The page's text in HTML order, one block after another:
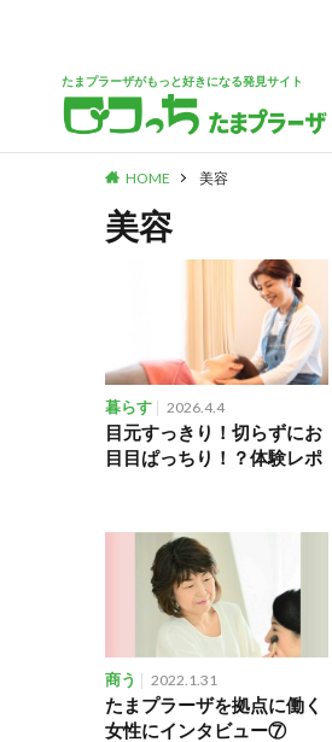
たまプラーザがもっと好きになる発見サイト
HOME 美容
美容
暮らす 2026.4.4
目元すっきり！切らずにお
目目ぱっちり！？体験レポ
商う 2022.1.31
たまプラーザを拠点に働く
女性にインタビュー⑦